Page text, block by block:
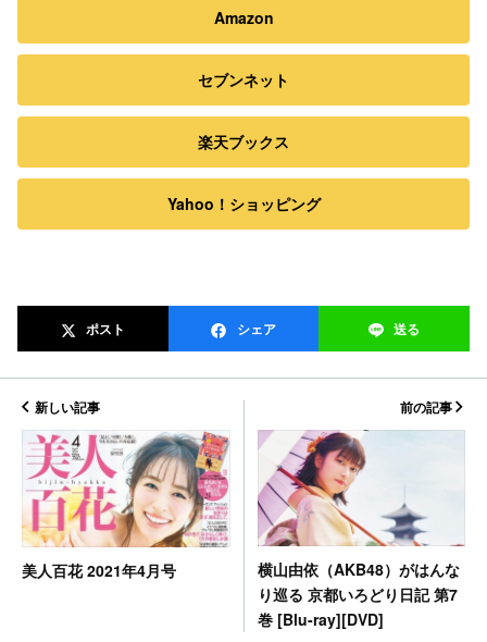
Amazon
セブンネット
楽天ブックス
Yahoo！ショッピング
ポスト シェア 送る
新しい記事
美人百花 2021年4月号
前の記事
横山由依（AKB48）がはんな
り巡る 京都いろどり日記 第7
巻 [Blu-ray][DVD]